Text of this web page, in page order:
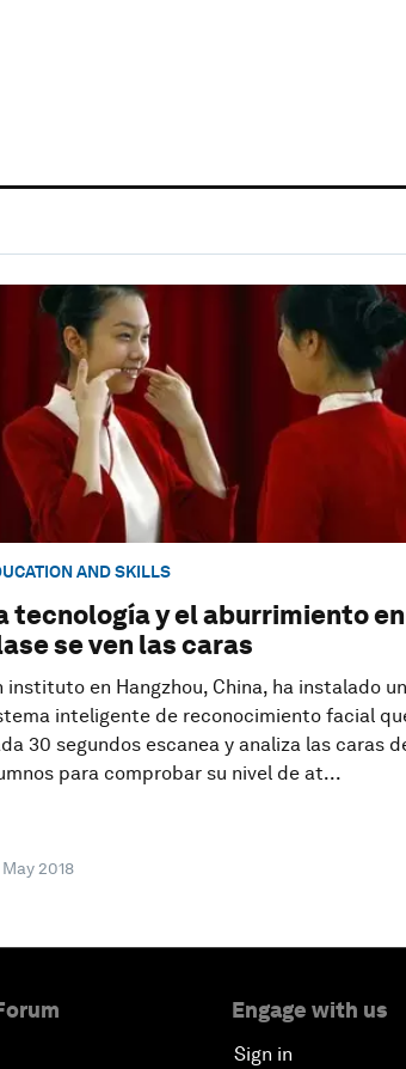
AND SKILLS
tecnología y el aburrimiento en
se ven las caras
instituto en Hangzhou, China, ha instalado un
inteligente de reconocimiento facial
30 segundos escanea y analiza las caras
para comprobar su nivel de at...
2018
Engage with us
Sign in